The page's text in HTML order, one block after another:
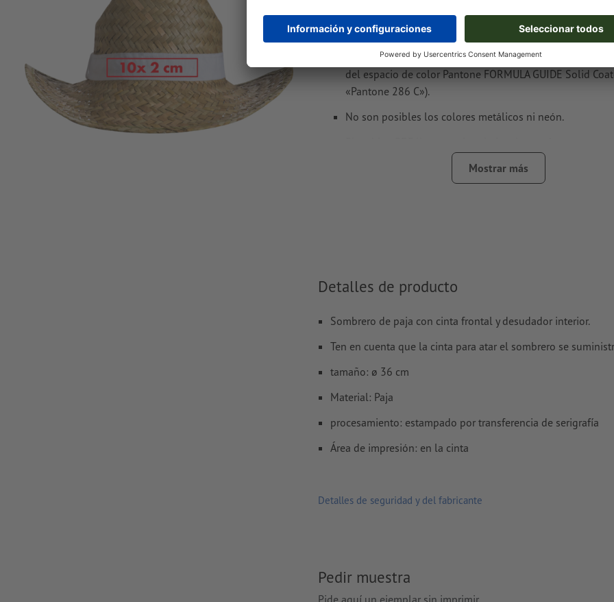
Es posible escoger uno o dos
colores especialespara el
Denomina los campos de color con el correspondiente
del espacio de color Pantone FORMULA GUIDE Solid
«Pantone 286 C»).
No son posibles los colores metálicos ni neón.
son aptas las imágenes y plantillas con extensión JPEG o
Encontrarás más información y consejos sobre
Mostrar más
Detalles de producto
Sombrero de paja con cinta frontal y desudador interior.
Ten en cuenta que la cinta para atar el sombrero se
tamaño: ø 36 cm
Material: Paja
procesamiento: estampado por transferencia de serigrafía
Área de impresión: en la cinta
Detalles de seguridad y del fabricante
Pedir muestra